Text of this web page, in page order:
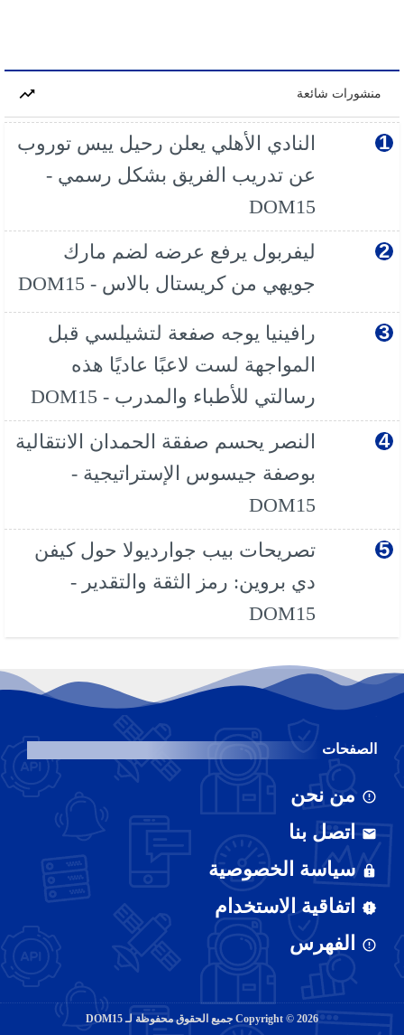
منشورات شائعة
النادي الأهلي يعلن رحيل ييس توروب
عن تدريب الفريق بشكل رسمي -
DOM15
ليفربول يرفع عرضه لضم مارك
جويهي من كريستال بالاس - DOM15
رافينيا يوجه صفعة لتشيلسي قبل
المواجهة لست لاعبًا عاديًا هذه
رسالتي للأطباء والمدرب - DOM15
النصر يحسم صفقة الحمدان الانتقالية
بوصفة جيسوس الإستراتيجية -
DOM15
تصريحات بيب جوارديولا حول كيفن
دي بروين: رمز الثقة والتقدير -
DOM15
الصفحات
من نحن
اتصل بنا
سياسة الخصوصية
اتفاقية الاستخدام
الفهرس
Copyright © 2026 جميع الحقوق محفوظة لـ DOM15